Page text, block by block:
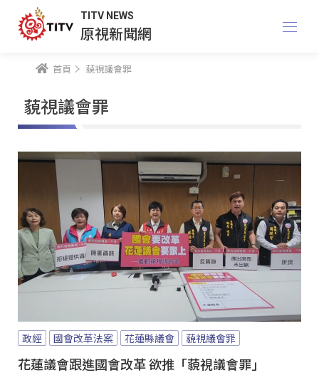
TITV NEWS
原視新聞網
首頁 藐視議會罪
藐視議會罪
政經 國會改革法案 花蓮縣議會 藐視議會罪
花蓮議會跟進國會改革 欲推「藐視議會罪」